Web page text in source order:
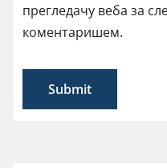
прегледачу веба за
коментаришем.